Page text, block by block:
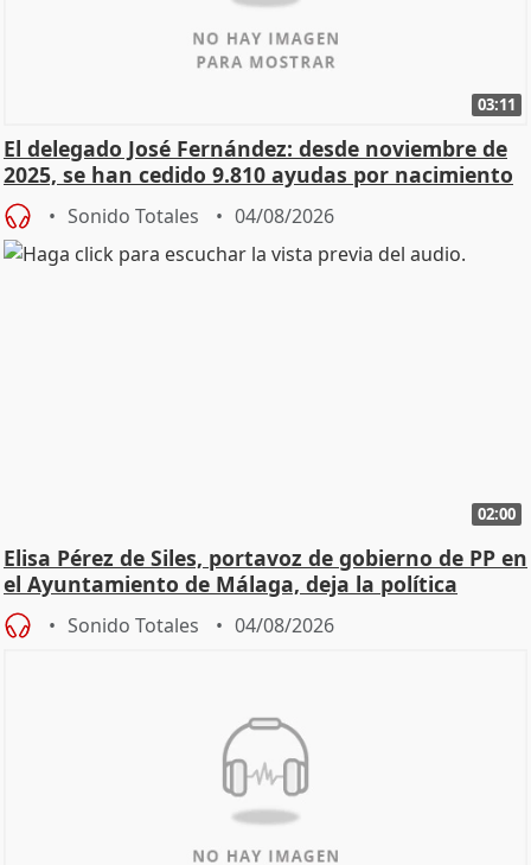
03:11
El delegado José Fernández: desde noviembre de
2025, se han cedido 9.810 ayudas por nacimiento
Sonido Totales 04/08/2026
02:00
Elisa Pérez de Siles, portavoz de gobierno de PP en
el Ayuntamiento de Málaga, deja la política
Sonido Totales 04/08/2026